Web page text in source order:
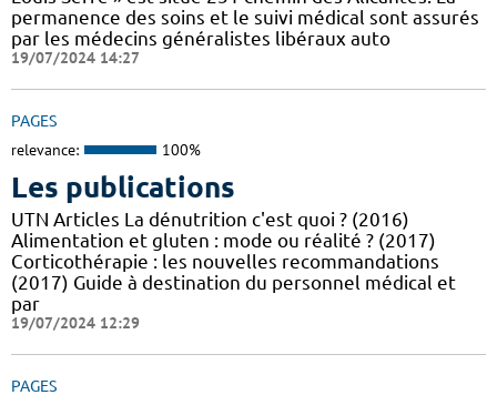
permanence des soins et le suivi médical sont assurés
par les médecins généralistes libéraux auto
19/07/2024 14:27
PAGES
relevance: 100%
Les publications
UTN Articles La dénutrition c'est quoi ? (2016)
Alimentation et gluten : mode ou réalité ? (2017)
Corticothérapie : les nouvelles recommandations
(2017) Guide à destination du personnel médical et
par
19/07/2024 12:29
PAGES